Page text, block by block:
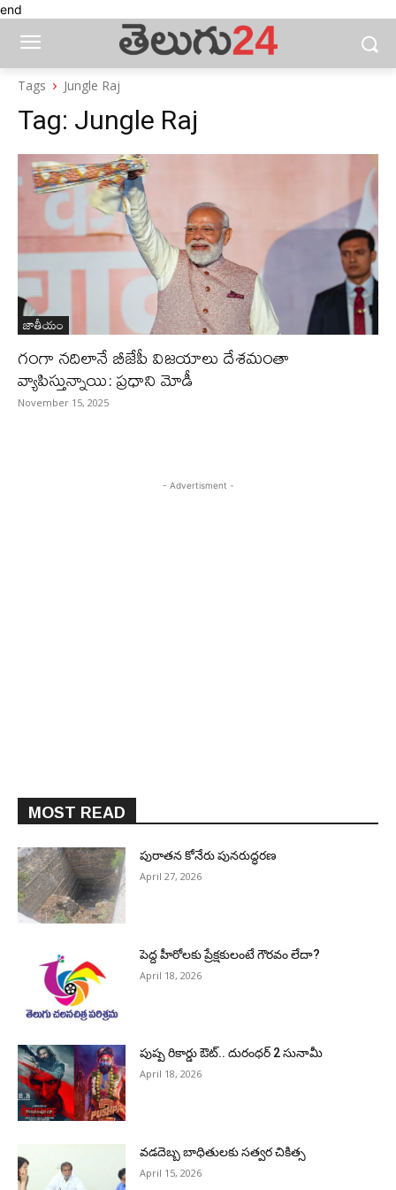
end
Tags Jungle Raj
Tag: Jungle Raj
జాతీయం
గంగా నదిలానే బీజేపీ విజయాలు దేశమంతా
వ్యాపిస్తున్నాయి: ప్రధాని మోడీ
November 15, 2025
- Advertisment -
MOST READ
పురాత‌న కోనేరు పున‌రుద్ధ‌ర‌ణ
April 27, 2026
పెద్ద హీరోల‌కు ప్రేక్ష‌కులంటే గౌర‌వం లేదా?
April 18, 2026
పుష్ప రికార్డు ఔట్‌.. దురంధ‌ర్ 2 సునామీ
April 18, 2026
వడదెబ్బ బాధితులకు సత్వర చికిత్స
April 15, 2026